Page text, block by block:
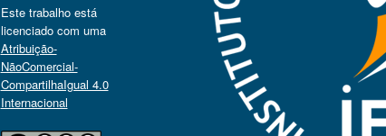
Este trabalho está
licenciado com uma
Atribuição-
NãoComercial-
CompartilhaIgual 4.0
Internacional